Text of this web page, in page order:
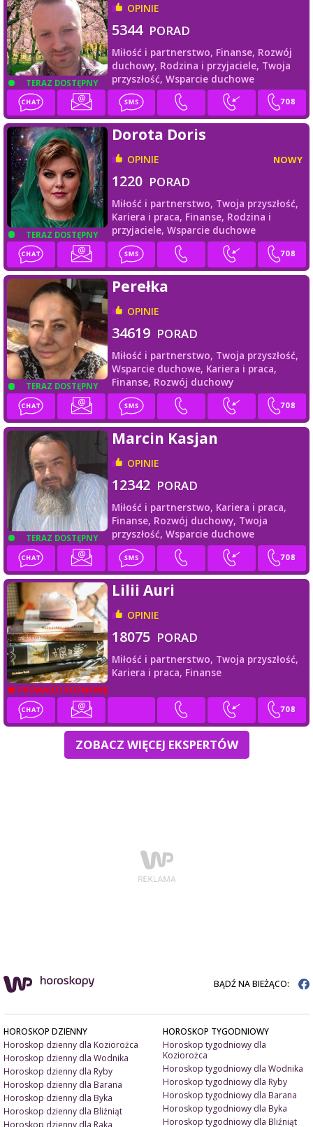
TERAZ DOSTĘPNY
OPINIE
5344 PORAD
Miłość i partnerstwo, Finanse, Rozwój
duchowy, Rodzina i przyjaciele, Twoja
przyszłość, Wsparcie duchowe
TERAZ DOSTĘPNY
Dorota Doris
OPINIE NOWY
1220 PORAD
Miłość i partnerstwo, Twoja przyszłość,
Kariera i praca, Finanse, Rodzina i
przyjaciele, Wsparcie duchowe
TERAZ DOSTĘPNY
Perełka
OPINIE
34619 PORAD
Miłość i partnerstwo, Twoja przyszłość,
Wsparcie duchowe, Kariera i praca,
Finanse, Rozwój duchowy
TERAZ DOSTĘPNY
Marcin Kasjan
OPINIE
12342 PORAD
Miłość i partnerstwo, Kariera i praca,
Finanse, Rozwój duchowy, Twoja
przyszłość, Wsparcie duchowe
PROWADZI ROZMOWĘ
Lilii Auri
OPINIE
18075 PORAD
Miłość i partnerstwo, Twoja przyszłość,
Kariera i praca, Finanse
ZOBACZ WIĘCEJ EKSPERTÓW
BĄDŹ NA BIEŻĄCO:
HOROSKOP DZIENNY
Horoskop dzienny dla Koziorożca
Horoskop dzienny dla Wodnika
Horoskop dzienny dla Ryby
Horoskop dzienny dla Barana
Horoskop dzienny dla Byka
Horoskop dzienny dla Bliźniąt
Horoskop dzienny dla Raka
HOROSKOP TYGODNIOWY
Horoskop tygodniowy dla
Koziorożca
Horoskop tygodniowy dla Wodnika
Horoskop tygodniowy dla Ryby
Horoskop tygodniowy dla Barana
Horoskop tygodniowy dla Byka
Horoskop tygodniowy dla Bliźniąt